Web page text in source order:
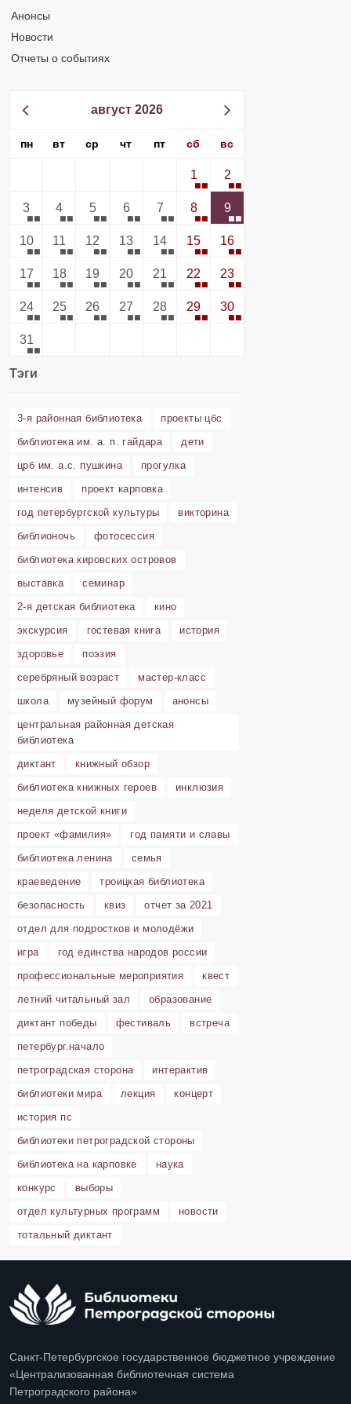
Анонсы
Новости
Отчеты о событиях
август 2026
пн вт ср чт пт сб вс
1 2
3 4 5 6 7 8 9
10 11 12 13 14 15 16
17 18 19 20 21 22 23
24 25 26 27 28 29 30
31
Тэги
3-я районная библиотека
проекты цбс
библиотека им. а. п. гайдара
дети
црб им. а.с. пушкина
прогулка
интенсив
проект карповка
год петербургской культуры
викторина
библионочь
фотосессия
библиотека кировских островов
выставка
семинар
2-я детская библиотека
кино
экскурсия
гостевая книга
история
здоровье
поэзия
серебряный возраст
мастер-класс
школа
музейный форум
анонсы
центральная районная детская
библиотека
диктант
книжный обзор
библиотека книжных героев
инклюзия
неделя детской книги
проект «фамилия»
год памяти и славы
библиотека ленина
семья
краеведение
троицкая библиотека
безопасность
квиз
отчет за 2021
отдел для подростков и молодёжи
игра
год единства народов россии
профессиональные мероприятия
квест
летний читальный зал
образование
диктант победы
фестиваль
встреча
петербург.начало
петроградская сторона
интерактив
библиотеки мира
лекция
концерт
история пс
библиотеки петроградской стороны
библиотека на карповке
наука
конкурс
выборы
отдел культурных программ
новости
тотальный диктант
Санкт-Петербургское государственное бюджетное учреждение
«Централизованная библиотечная система
Петроградского района»